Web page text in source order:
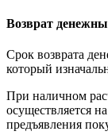
Возврат
Срок возврата
который
При наличном
осуществляется
предъявления